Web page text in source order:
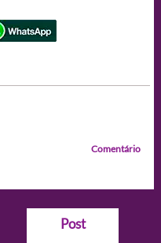
Comentário
Post